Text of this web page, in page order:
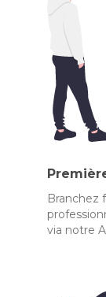
Branchez
via notre